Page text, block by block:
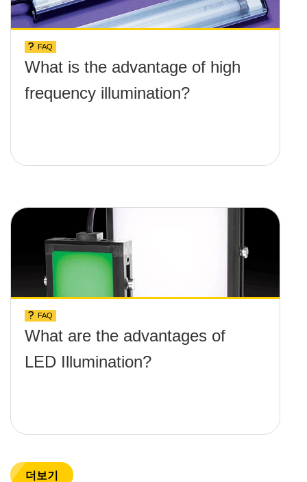
FAQ
What is the advantage of high
frequency illumination?
FAQ
What are the advantages of
LED Illumination?
더보기